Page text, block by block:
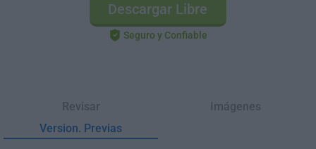
Descargar Libre
Seguro y Confiable
Revisar
Imágenes
Version. Previas